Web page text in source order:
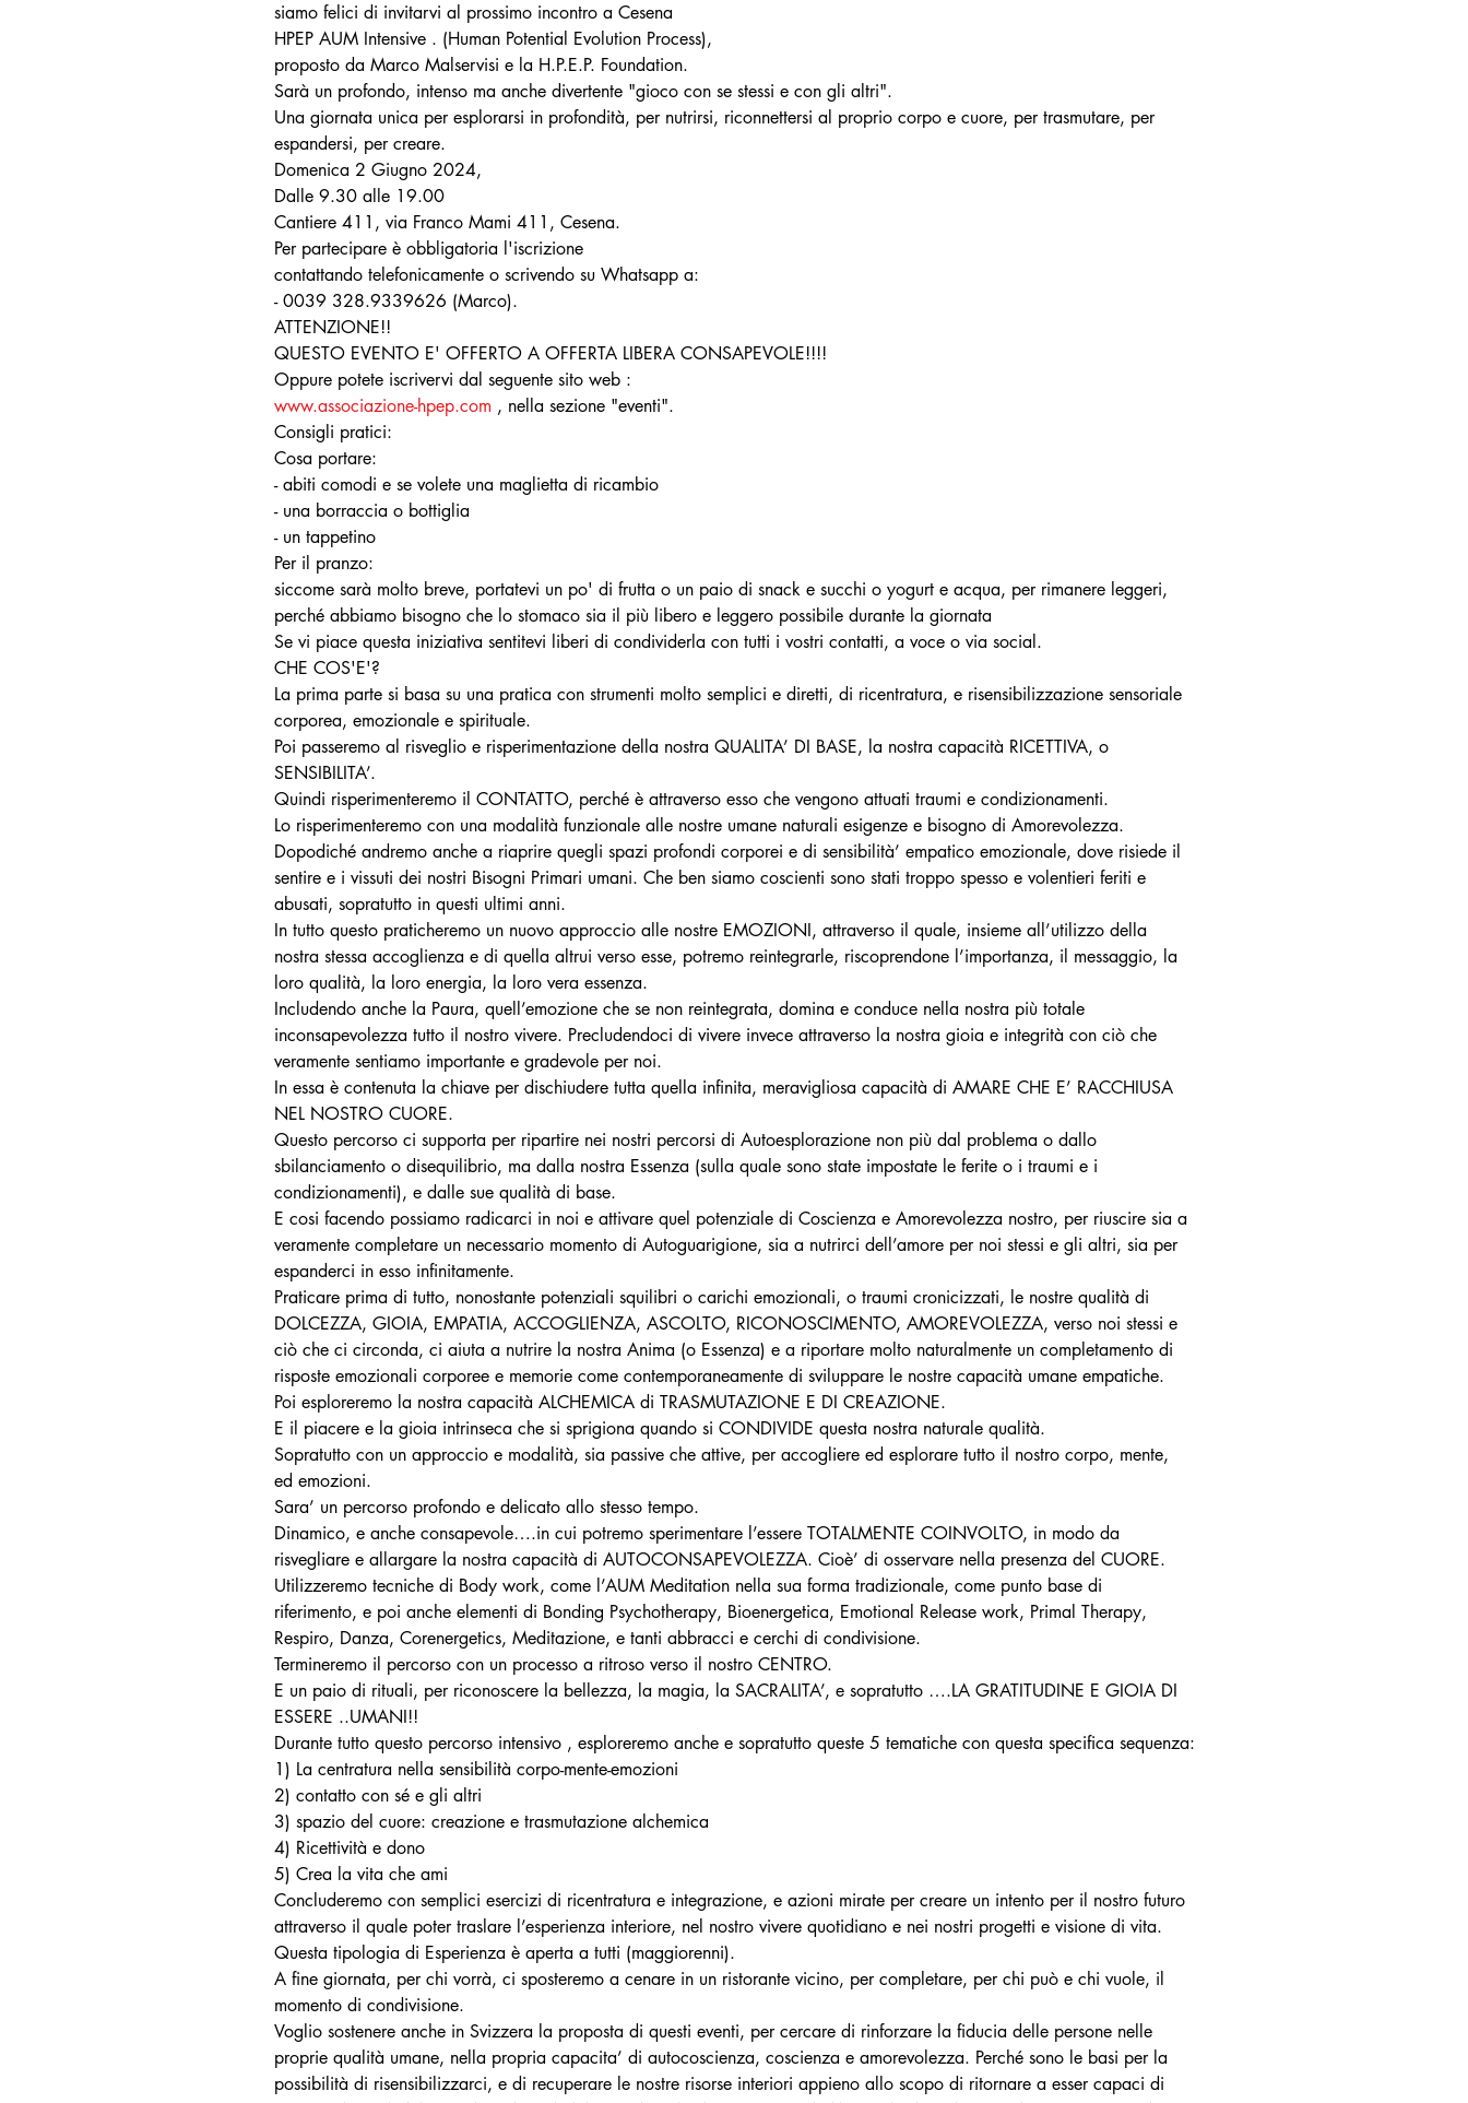
siamo felici di invitarvi al prossimo incontro a Cesena
HPEP AUM Intensive . (Human Potential Evolution Process),
proposto da Marco Malservisi e la H.P.E.P. Foundation.
Sarà un profondo, intenso ma anche divertente "gioco con se stessi e con gli altri".
Una giornata unica per esplorarsi in profondità, per nutrirsi, riconnettersi al proprio corpo e cuore, per trasmutare, per
espandersi, per creare.
Domenica 2 Giugno 2024,
Dalle 9.30 alle 19.00
Cantiere 411, via Franco Mami 411, Cesena.
Per partecipare è obbligatoria l'iscrizione
contattando telefonicamente o scrivendo su Whatsapp a:
- 0039 328.9339626 (Marco).
ATTENZIONE!!
QUESTO EVENTO E' OFFERTO A OFFERTA LIBERA CONSAPEVOLE!!!!
Oppure potete iscrivervi dal seguente sito web :
www.associazione-hpep.com , nella sezione "eventi".
Consigli pratici:
Cosa portare:
- abiti comodi e se volete una maglietta di ricambio
- una borraccia o bottiglia
- un tappetino
Per il pranzo:
siccome sarà molto breve, portatevi un po' di frutta o un paio di snack e succhi o yogurt e acqua, per rimanere leggeri,
perché abbiamo bisogno che lo stomaco sia il più libero e leggero possibile durante la giornata
Se vi piace questa iniziativa sentitevi liberi di condividerla con tutti i vostri contatti, a voce o via social.
CHE COS'E'?
La prima parte si basa su una pratica con strumenti molto semplici e diretti, di ricentratura, e risensibilizzazione sensoriale
corporea, emozionale e spirituale.
Poi passeremo al risveglio e risperimentazione della nostra QUALITA’ DI BASE, la nostra capacità RICETTIVA, o
SENSIBILITA’.
Quindi risperimenteremo il CONTATTO, perché è attraverso esso che vengono attuati traumi e condizionamenti.
Lo risperimenteremo con una modalità funzionale alle nostre umane naturali esigenze e bisogno di Amorevolezza.
Dopodiché andremo anche a riaprire quegli spazi profondi corporei e di sensibilità’ empatico emozionale, dove risiede il
sentire e i vissuti dei nostri Bisogni Primari umani. Che ben siamo coscienti sono stati troppo spesso e volentieri feriti e
abusati, sopratutto in questi ultimi anni.
In tutto questo praticheremo un nuovo approccio alle nostre EMOZIONI, attraverso il quale, insieme all’utilizzo della
nostra stessa accoglienza e di quella altrui verso esse, potremo reintegrarle, riscoprendone l’importanza, il messaggio, la
loro qualità, la loro energia, la loro vera essenza.
Includendo anche la Paura, quell’emozione che se non reintegrata, domina e conduce nella nostra più totale
inconsapevolezza tutto il nostro vivere. Precludendoci di vivere invece attraverso la nostra gioia e integrità con ciò che
veramente sentiamo importante e gradevole per noi.
In essa è contenuta la chiave per dischiudere tutta quella infinita, meravigliosa capacità di AMARE CHE E’ RACCHIUSA
NEL NOSTRO CUORE.
Questo percorso ci supporta per ripartire nei nostri percorsi di Autoesplorazione non più dal problema o dallo
sbilanciamento o disequilibrio, ma dalla nostra Essenza (sulla quale sono state impostate le ferite o i traumi e i
condizionamenti), e dalle sue qualità di base.
E cosi facendo possiamo radicarci in noi e attivare quel potenziale di Coscienza e Amorevolezza nostro, per riuscire sia a
veramente completare un necessario momento di Autoguarigione, sia a nutrirci dell’amore per noi stessi e gli altri, sia per
espanderci in esso infinitamente.
Praticare prima di tutto, nonostante potenziali squilibri o carichi emozionali, o traumi cronicizzati, le nostre qualità di
DOLCEZZA, GIOIA, EMPATIA, ACCOGLIENZA, ASCOLTO, RICONOSCIMENTO, AMOREVOLEZZA, verso noi stessi e
ciò che ci circonda, ci aiuta a nutrire la nostra Anima (o Essenza) e a riportare molto naturalmente un completamento di
risposte emozionali corporee e memorie come contemporaneamente di sviluppare le nostre capacità umane empatiche.
Poi esploreremo la nostra capacità ALCHEMICA di TRASMUTAZIONE E DI CREAZIONE.
E il piacere e la gioia intrinseca che si sprigiona quando si CONDIVIDE questa nostra naturale qualità.
Sopratutto con un approccio e modalità, sia passive che attive, per accogliere ed esplorare tutto il nostro corpo, mente,
ed emozioni.
Sara’ un percorso profondo e delicato allo stesso tempo.
Dinamico, e anche consapevole….in cui potremo sperimentare l’essere TOTALMENTE COINVOLTO, in modo da
risvegliare e allargare la nostra capacità di AUTOCONSAPEVOLEZZA. Cioè’ di osservare nella presenza del CUORE.
Utilizzeremo tecniche di Body work, come l’AUM Meditation nella sua forma tradizionale, come punto base di
riferimento, e poi anche elementi di Bonding Psychotherapy, Bioenergetica, Emotional Release work, Primal Therapy,
Respiro, Danza, Corenergetics, Meditazione, e tanti abbracci e cerchi di condivisione.
Termineremo il percorso con un processo a ritroso verso il nostro CENTRO.
E un paio di rituali, per riconoscere la bellezza, la magia, la SACRALITA’, e sopratutto ….LA GRATITUDINE E GIOIA DI
ESSERE ..UMANI!!
Durante tutto questo percorso intensivo , esploreremo anche e sopratutto queste 5 tematiche con questa specifica sequenza:
1) La centratura nella sensibilità corpo-mente-emozioni
2) contatto con sé e gli altri
3) spazio del cuore: creazione e trasmutazione alchemica
4) Ricettività e dono
5) Crea la vita che ami
Concluderemo con semplici esercizi di ricentratura e integrazione, e azioni mirate per creare un intento per il nostro futuro
attraverso il quale poter traslare l’esperienza interiore, nel nostro vivere quotidiano e nei nostri progetti e visione di vita.
Questa tipologia di Esperienza è aperta a tutti (maggiorenni).
A fine giornata, per chi vorrà, ci sposteremo a cenare in un ristorante vicino, per completare, per chi può e chi vuole, il
momento di condivisione.
Voglio sostenere anche in Svizzera la proposta di questi eventi, per cercare di rinforzare la fiducia delle persone nelle
proprie qualità umane, nella propria capacita’ di autocoscienza, coscienza e amorevolezza. Perché sono le basi per la
possibilità di risensibilizzarci, e di recuperare le nostre risorse interiori appieno allo scopo di ritornare a esser capaci di